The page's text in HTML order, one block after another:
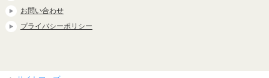
お問い合わせ
プライバシーポリシー